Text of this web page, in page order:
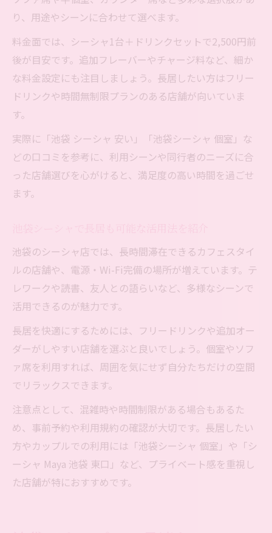
り、用途やシーンに合わせて選べます。
料金面では、シーシャ1台＋ドリンクセットで2,500円前
後が目安です。追加フレーバーやチャージ料など、細か
な料金設定にも注目しましょう。長居したい方はフリー
ドリンクや時間無制限プランのある店舗が向いていま
す。
実際に「池袋 シーシャ 安い」「池袋シーシャ 個室」な
どの口コミを参考に、利用シーンや同行者のニーズに合
った店舗選びを心がけると、満足度の高い時間を過ごせ
ます。
池袋のシーシャ店では、長時間滞在できるカフェスタイ
ルの店舗や、電源・Wi-Fi完備の場所が増えています。テ
レワークや読書、友人との語らいなど、多様なシーンで
活用できるのが魅力です。
長居を快適にするためには、フリードリンクや追加オー
ダーがしやすい店舗を選ぶと良いでしょう。個室やソフ
ァ席を利用すれば、周囲を気にせず自分たちだけの空間
でリラックスできます。
注意点として、混雑時や時間制限がある場合もあるた
め、事前予約や利用規約の確認が大切です。長居したい
方やカップルでの利用には「池袋シーシャ 個室」や「シ
ーシャ Maya 池袋 東口」など、プライベート感を重視し
た店舗が特におすすめです。